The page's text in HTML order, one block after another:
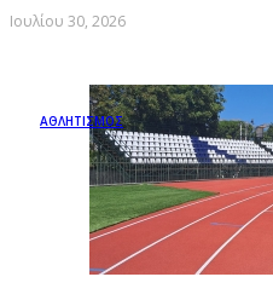
Ιουλίου 30, 2026
ΑΘΛΗΤΙΣΜΟΣ